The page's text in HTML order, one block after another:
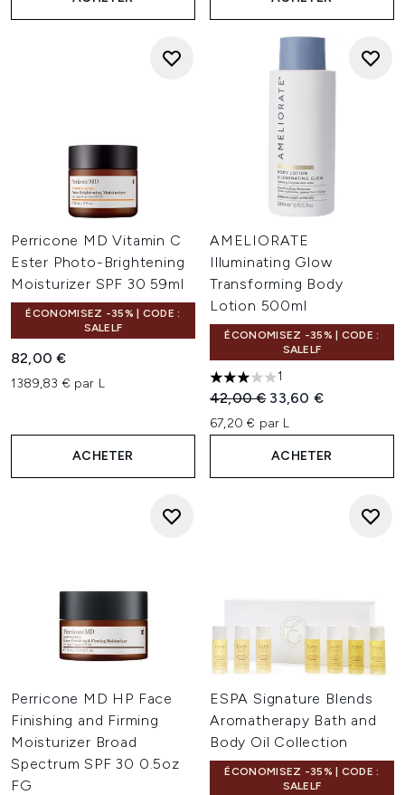
Perricone MD Vitamin C
Ester Photo-Brightening
Moisturizer SPF 30 59ml
ÉCONOMISEZ -35% | CODE :
SALELF
82,00 €
1389,83 € par L
ACHETER
AMELIORATE
Illuminating Glow
Transforming Body
Lotion 500ml
ÉCONOMISEZ -35% | CODE :
SALELF
3 étoiles sur un maximum de
1
Prix de vente :
42,00 € Prix ​​actuel :
33,60 €
67,20 € par L
ACHETER
Perricone MD HP Face
Finishing and Firming
Moisturizer Broad
Spectrum SPF 30 0.5oz
FG
ESPA Signature Blends
Aromatherapy Bath and
Body Oil Collection
ÉCONOMISEZ -35% | CODE :
SALELF